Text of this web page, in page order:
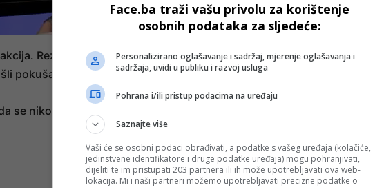
Rezultat je u drugom planu. Nije lako nikome dati 12 golova.
pokušali igrati ispravno. Bilo je lijepo gledati”.
se niko nije povrijedio na turniru, te je istakao da je vidio neke dobre i
Face.ba traži vašu privolu za korištenje
osobnih podataka za sljedeće:
Personalizirano oglašavanje i sadržaj, mjerenje oglašavanja i
sadržaja, uvidi u publiku i razvoj usluga
Pohrana i/ili pristup podacima na uređaju
Saznajte više
Vaši će se osobni podaci obrađivati, a podatke s vašeg uređaja (kolačiće,
jedinstvene identifikatore i druge podatke uređaja) mogu pohranjivati,
dijeliti te im pristupati 203 partnera ili ih može upotrebljavati ova web-
lokacija. Mi i naši partneri možemo upotrebljavati precizne podatke o